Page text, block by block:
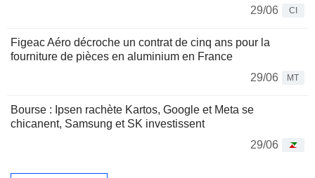
29/06
CI
Figeac Aéro décroche un contrat de cinq ans pour la
fourniture de pièces en aluminium en France
29/06
MT
Bourse : Ipsen rachète Kartos, Google et Meta se
chicanent, Samsung et SK investissent
29/06